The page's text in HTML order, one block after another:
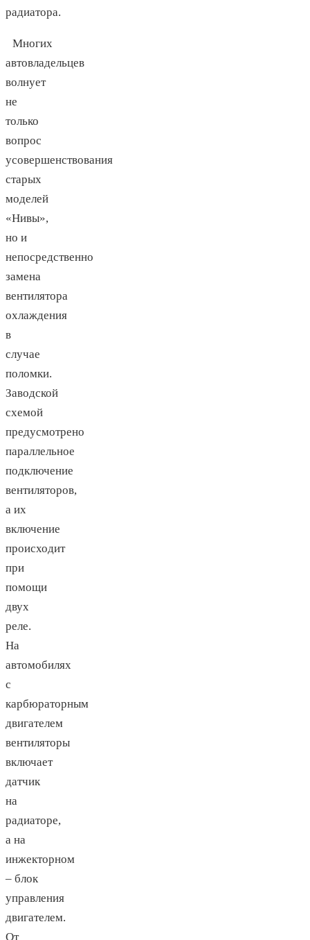
радиатора.
Многих
автовладельцев
волнует
не
только
вопрос
усовершенствования
старых
моделей
«Нивы»,
но и
непосредственно
замена
вентилятора
охлаждения
в
случае
поломки.
Заводской
схемой
предусмотрено
параллельное
подключение
вентиляторов,
а их
включение
происходит
при
помощи
двух
реле.
На
автомобилях
с
карбюраторным
двигателем
вентиляторы
включает
датчик
на
радиаторе,
а на
инжекторном
– блок
управления
двигателем.
От